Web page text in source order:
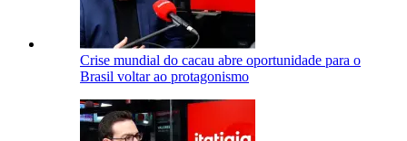
Crise mundial do cacau abre oportunidade para o
Brasil voltar ao protagonismo